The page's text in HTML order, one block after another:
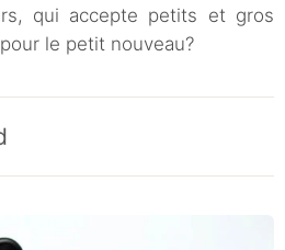
qui accepte petits et gros
le petit nouveau?